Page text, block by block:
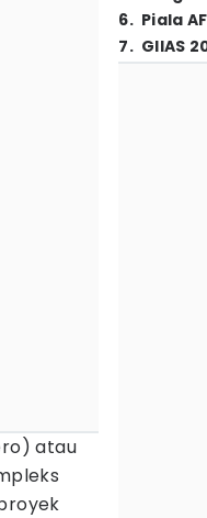
atau
6. Piala
7. GIIAS